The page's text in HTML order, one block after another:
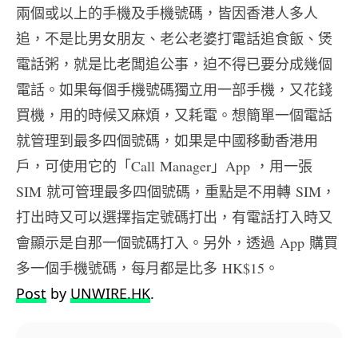
兩個或以上的手機及手機號碼， 皆因香港人多人
追，不是比男女朋友、老公老婆打電話追食飯、 煲
電話粥，就是比老闆追公事，迫不得已要分成幾個
電話。 如果每個手機號碼獨立用一部手機，又花錢
買機，用的時候又麻煩， 又耗電。想簡單一個電話
就管理到最多四個號碼，如果是中國移動香港用
戶，可使用它的「Call Manager 」 App ， 用一張
SIM 就可管理最多四個號碼，重點是不用轉 SIM ，
打出時又可以選擇指定號碼打出， 有電話打入時又
會顯示是自那一個號碼打入。另外，透過 App 購買
多一個手機號碼，每月都是比多 HK$15 。
Post by UNWIRE.HK.